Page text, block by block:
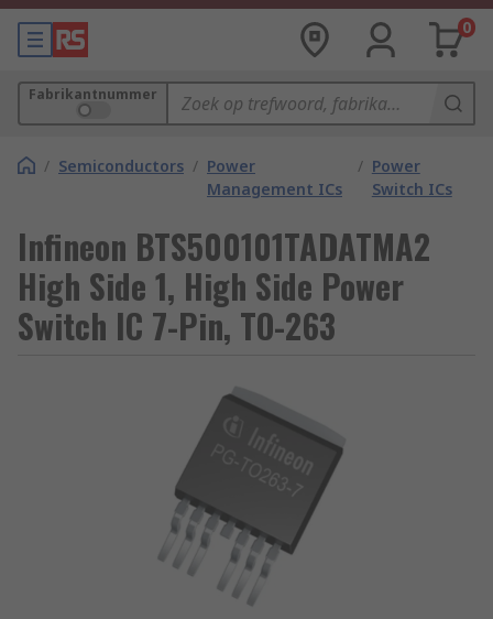
0
Fabrikantnummer
/ Semiconductors / Power
Management ICs
/ Power
Switch ICs
Infineon BTS500101TADATMA2
High Side 1, High Side Power
Switch IC 7-Pin, TO-263